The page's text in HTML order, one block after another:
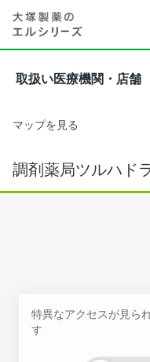
取扱い医療機関・店舗
マップを見る
調剤薬局ツルハド
特異なアクセスが見ら
す